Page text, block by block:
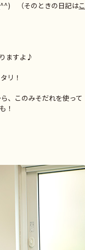
（そのときの日記はこ
ますよ♪
リ！
、このみそだれを使って
！